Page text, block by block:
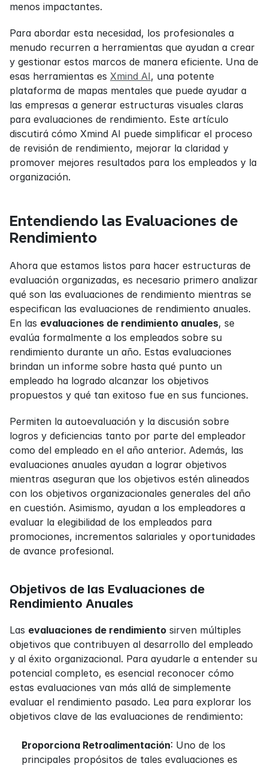
menos impactantes.
Para abordar esta necesidad, los profesionales a
menudo recurren a herramientas que ayudan a crear
y gestionar estos marcos de manera eficiente. Una de
esas herramientas es Xmind AI, una potente
plataforma de mapas mentales que puede ayudar a
las empresas a generar estructuras visuales claras
para evaluaciones de rendimiento. Este artículo
discutirá cómo Xmind AI puede simplificar el proceso
de revisión de rendimiento, mejorar la claridad y
promover mejores resultados para los empleados y la
organización.
Entendiendo las Evaluaciones de
Rendimiento
Ahora que estamos listos para hacer estructuras de
evaluación organizadas, es necesario primero analizar
qué son las evaluaciones de rendimiento mientras se
especifican las evaluaciones de rendimiento anuales.
En las evaluaciones de rendimiento anuales, se
evalúa formalmente a los empleados sobre su
rendimiento durante un año. Estas evaluaciones
brindan un informe sobre hasta qué punto un
empleado ha logrado alcanzar los objetivos
propuestos y qué tan exitoso fue en sus funciones.
Permiten la autoevaluación y la discusión sobre
logros y deficiencias tanto por parte del empleador
como del empleado en el año anterior. Además, las
evaluaciones anuales ayudan a lograr objetivos
mientras aseguran que los objetivos estén alineados
con los objetivos organizacionales generales del año
en cuestión. Asimismo, ayudan a los empleadores a
evaluar la elegibilidad de los empleados para
promociones, incrementos salariales y oportunidades
de avance profesional.
Objetivos de las Evaluaciones de
Rendimiento Anuales
Las evaluaciones de rendimiento sirven múltiples
objetivos que contribuyen al desarrollo del empleado
y al éxito organizacional. Para ayudarle a entender su
potencial completo, es esencial reconocer cómo
estas evaluaciones van más allá de simplemente
evaluar el rendimiento pasado. Lea para explorar los
objetivos clave de las evaluaciones de rendimiento:
Proporciona Retroalimentación: Uno de los
principales propósitos de tales evaluaciones es